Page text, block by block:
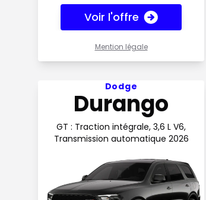
Voir l'offre
Mention légale
Voir l'offre 183$ par semaine
Dodge
Durango
GT : Traction intégrale, 3,6 L V6,
Transmission automatique 2026